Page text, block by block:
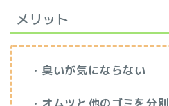
メリット
・臭いが気にならない